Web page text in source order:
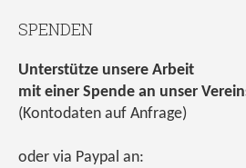
SPENDEN
Unterstütze unsere Arbeit
mit einer Spende an unser
(Kontodaten auf Anfrage)
oder via Paypal an: